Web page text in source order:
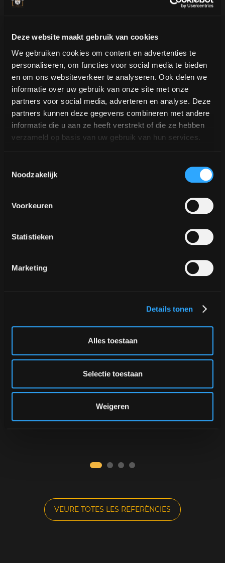
Deze website maakt gebruik van cookies
We gebruiken cookies om content en advertenties te
personaliseren, om functies voor social media te bieden
en om ons websiteverkeer te analyseren. Ook delen we
informatie over uw gebruik van onze site met onze
partners voor social media, adverteren en analyse. Deze
partners kunnen deze gegevens combineren met andere
informatie die u aan ze heeft verstrekt of die ze hebben
verzameld op basis van uw gebruik van hun services.
Noodzakelijk
Voorkeuren
Statistieken
Marketing
Details tonen
Alles toestaan
Selectie toestaan
Weigeren
La qualitat és la nostra prioritat
per la Speciality Coffee Association Europe
VEURE TOTES LES REFERÈNCIES